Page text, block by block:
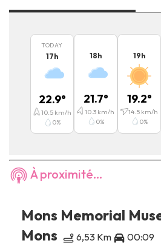
TODAY
17h
22.9°
10.5km/h
0%
18h
21.7°
10.3 km/h
0%
19h
19.2°
14.5 km/h
0%
À proximité...
Mons Memorial
Mons
6,53 Km 00:09